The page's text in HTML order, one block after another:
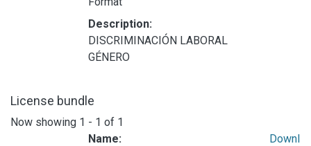
Description:
DISCRIMINACIÓN LABORAL
GÉNERO
License bundle
Now showing 1 - 1 of 1
Name:
Downl